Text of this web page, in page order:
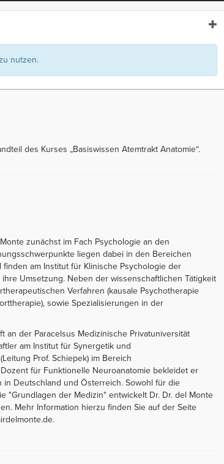
nutzen.
des Kurses „Basiswissen Atemtrakt Anatomie“.
zunächst im Fach Psychologie an den
liegen dabei in den Bereichen
am Institut für Klinische Psychologie der
Umsetzung. Neben der wissenschaftlichen Tätigkeit
Verfahren (kausale Psychotherapie
sowie Spezialisierungen in der
an der Paracelsus Medizinische Privatuniversität
am Institut für Synergetik und
Prof. Schiepek) im Bereich
für Funktionelle Neuroanatomie bekleidet er
Deutschland und Österreich. Sowohl für die
"Grundlagen der Medizin" entwickelt Dr. Dr. del Monte
Mehr Information hierzu finden Sie auf der Seite